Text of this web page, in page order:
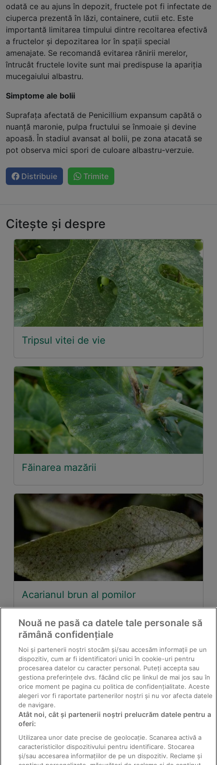
odată ce au ajuns în depozit, fructele pot fi infectate de
ciuperca prezentă în lăzi, containere, cutii etc. Este
importantă limitarea timpului dintre recoltarea efectivă
a fructelor și depozitarea lor în spații special
amenajate. Se recomandă evitarea rănirii merelor,
întrucât fructele lovite sunt mai predispuse la apariția
mucegaiului albastru.
Simptome ale bolii
Suprafața afectată de Penicillium expansum capătă o
nuanță maronie, pulpa fructului se înmoaie și devine
apoasă. În stadiul avansat al bolii, pe zona atacată se
pot observa mici spori de culoare albastru-verzuie.
Distribuie Trimite
Citește și despre
Tripsul vitei de vie
Făinarea mazării
Acarianul brun al pomilor
Cărăbușul de stepă al cerealelor
Nouă ne pasă ca datele tale personale să
rămână confidențiale
Noi și partenerii noștri stocăm și/sau accesăm informații pe un
dispozitiv, cum ar fi identificatori unici în cookie-uri pentru
procesarea datelor cu caracter personal. Puteți accepta sau
gestiona preferințele dvs. făcând clic pe linkul de mai jos sau în
orice moment pe pagina cu politica de confidențialitate. Aceste
alegeri vor fi raportate partenerilor noștri și nu vor afecta datele
de navigare.
Atât noi, cât și partenerii noștri prelucrăm datele pentru a
oferi:
Utilizarea unor date precise de geolocație. Scanarea activă a
caracteristicilor dispozitivului pentru identificare. Stocarea
și/sau accesarea informațiilor de pe un dispozitiv. Reclame și